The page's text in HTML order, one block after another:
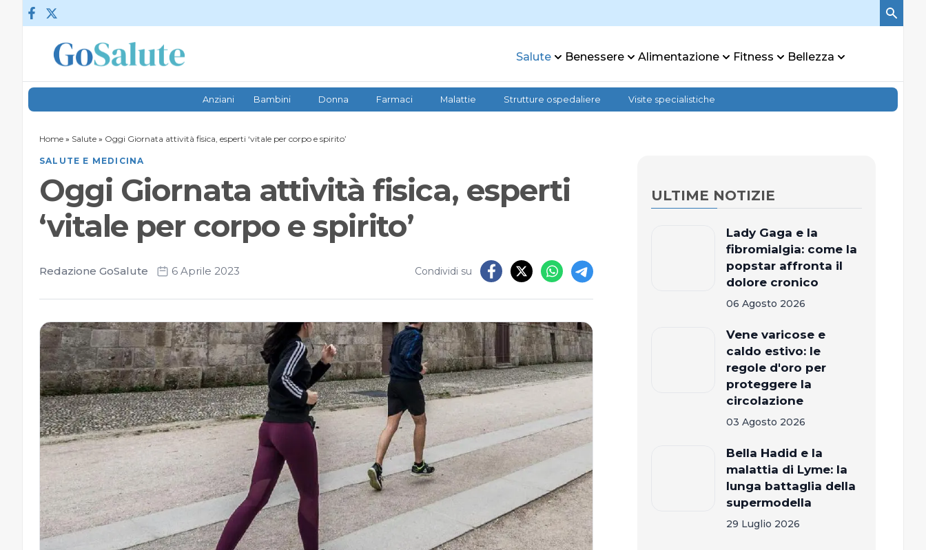
Vai al contenuto
Salute Benessere Alimentazione Fitness Bellezza
Anziani Bambini Donna Farmaci Malattie Strutture ospedaliere Visite specialistiche
Home » Salute » Oggi Giornata attività fisica, esperti ‘vitale per corpo e spirito’
SALUTE E MEDICINA
Oggi Giornata attività fisica, esperti
‘vitale per corpo e spirito’
Redazione GoSalute 6 Aprile 2023 Condividi su
ULTIME NOTIZIE
Lady Gaga e la
fibromialgia: come la
popstar affronta il
dolore cronico
06 Agosto 2026
Vene varicose e
caldo estivo: le
regole d'oro per
proteggere la
circolazione
03 Agosto 2026
Bella Hadid e la
malattia di Lyme: la
lunga battaglia della
supermodella
29 Luglio 2026